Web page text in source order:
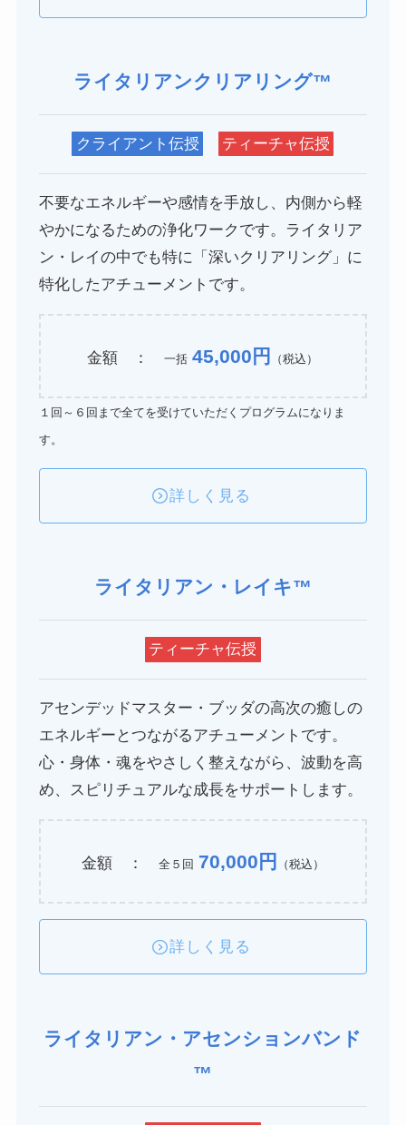
ライタリアンクリアリング™
クライアント伝授 ティーチャ伝授
不要なエネルギーや感情を手放し、内側から軽
やかになるための浄化ワークです。ライタリア
ン・レイの中でも特に「深いクリアリング」に
特化したアチューメントです。
金額 ：一括 45,000円 （税込）
１回～６回まで全てを受けていただくプログラムになりま
す。
詳しく見る
ライタリアン・レイキ™
ティーチャ伝授
アセンデッドマスター・ブッダの高次の癒しの
エネルギーとつながるアチューメントです。
心・身体・魂をやさしく整えながら、波動を高
め、スピリチュアルな成長をサポートします。
金額 ： 全５回 70,000円 （税込）
詳しく見る
ライタリアン・アセンションバンド
™